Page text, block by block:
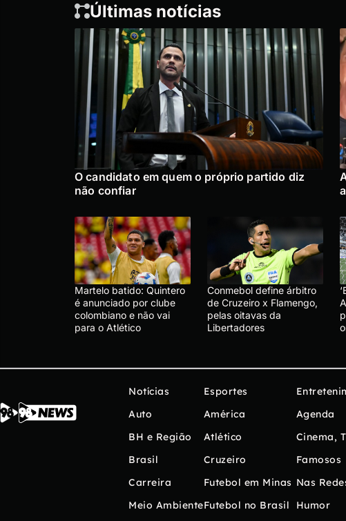
Últimas notícias
O candidato em quem o próprio partido diz
não confiar
Martelo batido: Quintero
é anunciado por clube
colombiano e não vai
para o Atlético
Conmebol define árbitro
de Cruzeiro x Flamengo,
pelas oitavas da
Libertadores
Notícias
Auto
BH e Região
Brasil
Carreira
Meio Ambiente
Esportes
América
Atlético
Cruzeiro
Futebol em Minas
Futebol no Brasil
Agenda
Cinema,
Famosos
Nas
Humor